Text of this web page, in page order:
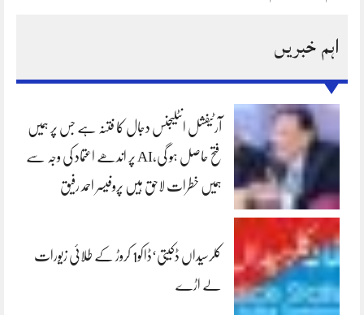
اہم خبریں
آرٹیفشل انٹلیجنس دجال کا فتنہ ہے جس پر ہمیں
فتح حاصل ہو گی،AI پر اندھے اعتماد کی وجہ سے
ہمیں خطرات لاحق ہیں پروفیسر احمد رفیق
کلرسیداں ڈکیتی‘ڈاکو1 کروڑ کے طلائی زیورات
لے اڑے